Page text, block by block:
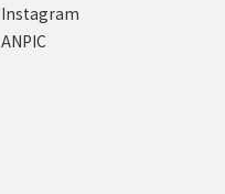
Instagram
ANPIC